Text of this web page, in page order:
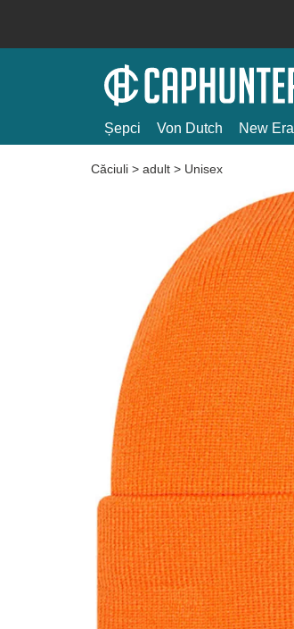
Șepci Von Dutch New Era
Căciuli > adult > Unisex